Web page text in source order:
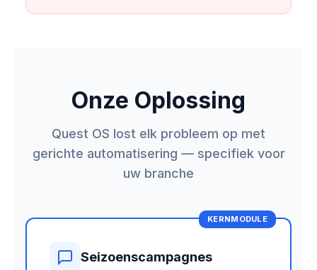
Onze Oplossing
Quest OS lost elk probleem op met
gerichte automatisering — specifiek voor
uw branche
KERNMODULE
Seizoenscampagnes